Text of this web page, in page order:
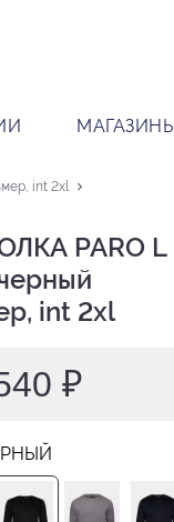
МАГАЗИНЫ
int 2xl
PARO L
int 2xl
₽